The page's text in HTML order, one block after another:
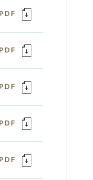
PDF
PDF
PDF
PDF
PDF